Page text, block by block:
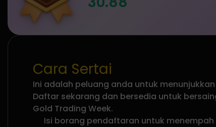
Cara Sertai
Ini adalah peluang anda untuk
Daftar sekarang dan bersedia untuk
Gold Trading Week.
Isi borang pendaftaran untuk